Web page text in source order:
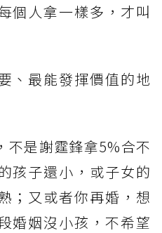
個人拿一樣多，才叫
、最能發揮價值的地
不是謝霆鋒拿5%合不
孩子還小，或子女的
；又或者你再婚，想
婚姻沒小孩，不希望